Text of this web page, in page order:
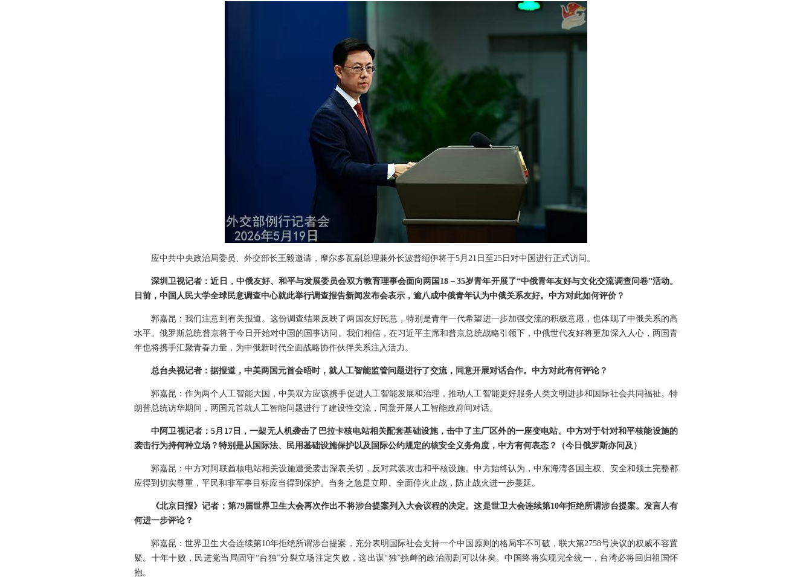
应中共中央政治局委员、外交部长王毅邀请，摩尔多瓦副总理兼外长波普绍伊将于5月21日至25日对中国进行正式访问。
深圳卫视记者：近日，中俄友好、和平与发展委员会双方教育理事会面向两国18－35岁青年开展了“中俄青年友好与文化交流调查问卷”活动。
日前，中国人民大学全球民意调查中心就此举行调查报告新闻发布会表示，逾八成中俄青年认为中俄关系友好。中方对此如何评价？
郭嘉昆：我们注意到有关报道。这份调查结果反映了两国友好民意，特别是青年一代希望进一步加强交流的积极意愿，也体现了中俄关系的高
水平。俄罗斯总统普京将于今日开始对中国的国事访问。我们相信，在习近平主席和普京总统战略引领下，中俄世代友好将更加深入人心，两国青
年也将携手汇聚青春力量，为中俄新时代全面战略协作伙伴关系注入活力。
总台央视记者：据报道，中美两国元首会晤时，就人工智能监管问题进行了交流，同意开展对话合作。中方对此有何评论？
郭嘉昆：作为两个人工智能大国，中美双方应该携手促进人工智能发展和治理，推动人工智能更好服务人类文明进步和国际社会共同福祉。特
朗普总统访华期间，两国元首就人工智能问题进行了建设性交流，同意开展人工智能政府间对话。
中阿卫视记者：5月17日，一架无人机袭击了巴拉卡核电站相关配套基础设施，击中了主厂区外的一座变电站。中方对于针对和平核能设施的
袭击行为持何种立场？特别是从国际法、民用基础设施保护以及国际公约规定的核安全义务角度，中方有何表态？（今日俄罗斯亦问及）
郭嘉昆：中方对阿联酋核电站相关设施遭受袭击深表关切，反对武装攻击和平核设施。中方始终认为，中东海湾各国主权、安全和领土完整都
应得到切实尊重，平民和非军事目标应当得到保护。当务之急是立即、全面停火止战，防止战火进一步蔓延。
《北京日报》记者：第79届世界卫生大会再次作出不将涉台提案列入大会议程的决定。这是世卫大会连续第10年拒绝所谓涉台提案。发言人有
何进一步评论？
郭嘉昆：世界卫生大会连续第10年拒绝所谓涉台提案，充分表明国际社会支持一个中国原则的格局牢不可破，联大第2758号决议的权威不容置
疑。十年十败，民进党当局固守“台独”分裂立场注定失败，这出谋“独”挑衅的政治闹剧可以休矣。中国终将实现完全统一，台湾必将回归祖国怀
抱。